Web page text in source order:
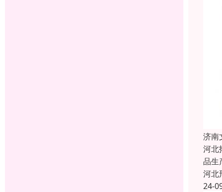
济南
河北
品生
河北
24-